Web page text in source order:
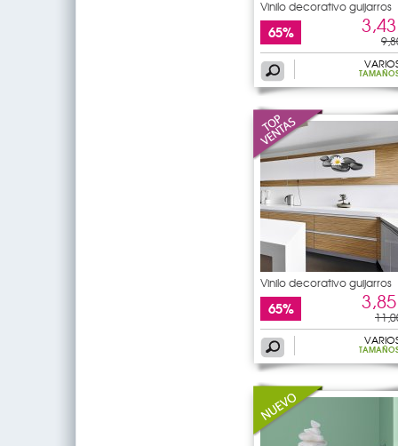
Vinilo decorativo guijarros
65%
Vinilo decorativo guijarros
65%